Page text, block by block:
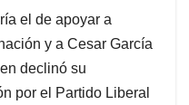
el de apoyar a
y a Cesar García
declinó su
por el Partido Liberal